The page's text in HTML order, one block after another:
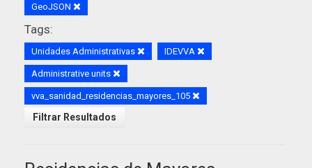
GeoJSON
Tags:
Unidades Administrativas IDEVVA
Administrative units
vva_sanidad_residencias_mayores_105
Filtrar Resultados